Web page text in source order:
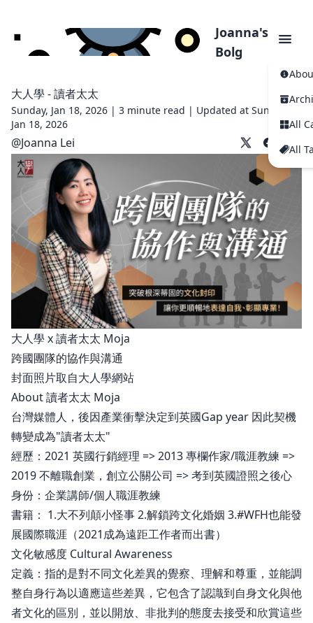
Joanna's
Bolg
All
All
大人學 - 讀者太太
Sunday, Jan 18, 2026 | 3 minute read | Updated at Sunday,
Jan 18, 2026
@Joanna Lei
大人學 x 讀者太太 Moja
跨國團隊的協作與溝通
封面照片取自大人學網站
About 讀者太太 Moja
台灣媒體人，後因產業衝擊決定到英國Gap year 因此契機
轉變成為"讀者太太"
經歷：2021 英國行銷經理 => 2013 專欄作家/職涯教練 =>
2019 不離職創業，創立公關公司 => 考到英國證照之後心
身份：企業講師/個人職涯教練
書籍： 1.大不列顛小怪事 2.解鎖跨文化婚姻 3.#WFH也能發
展國際職涯（2021成為遠距工作者而出書）
文化敏感度 Cultural Awareness
定義：指的是對不同文化差異的覺察、理解和尊重，並能調
整自身行為以適應這些差異，它包含了認識到自身文化與他
者文化的區別，並以開放、非批判的態度去接受和欣賞這些